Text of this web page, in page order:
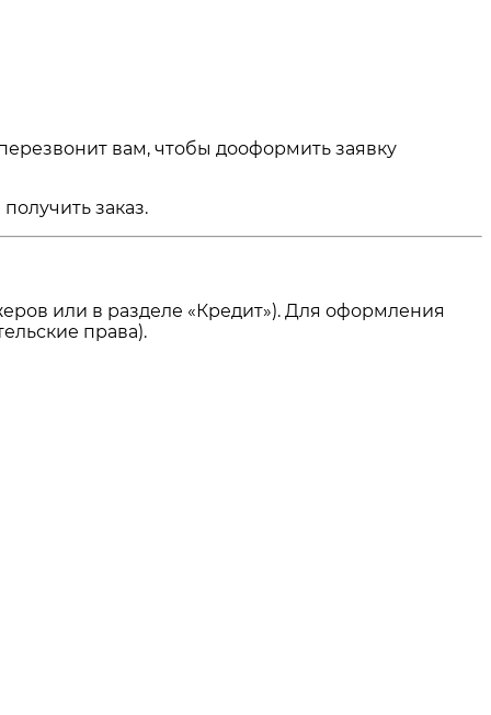
вам, чтобы дооформить заявку
заказ.
или в разделе «Кредит»). Для оформления
права).